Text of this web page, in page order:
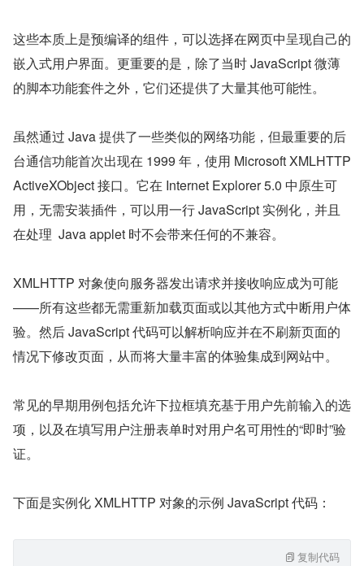
这些本质上是预编译的组件，可以选择在网页中呈现自己的
嵌入式用户界面。更重要的是，除了当时 JavaScript 微薄
的脚本功能套件之外，它们还提供了大量其他可能性。
虽然通过 Java 提供了一些类似的网络功能，但最重要的后
台通信功能首次出现在 1999 年，使用 Microsoft XMLHTTP
ActiveXObject 接口。它在 Internet Explorer 5.0 中原生可
用，无需安装插件，可以用一行 JavaScript 实例化，并且
在处理  Java applet 时不会带来任何的不兼容。
XMLHTTP 对象使向服务器发出请求并接收响应成为可能
——所有这些都无需重新加载页面或以其他方式中断用户体
验。然后 JavaScript 代码可以解析响应并在不刷新页面的
情况下修改页面，从而将大量丰富的体验集成到网站中。
常见的早期用例包括允许下拉框填充基于用户先前输入的选
项，以及在填写用户注册表单时对用户名可用性的“即时”验
证。
下面是实例化 XMLHTTP 对象的示例 JavaScript 代码：
复制代码